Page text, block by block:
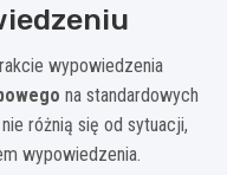
wypowiedzenia
na standardowych
różnią się od sytuacji,
wypowiedzenia.